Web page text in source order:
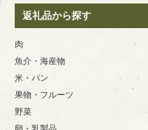
返礼品から探す
肉
魚介・海産物
米・パン
果物・フルーツ
野菜